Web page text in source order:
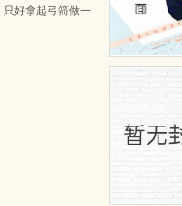
好拿起弓箭做一